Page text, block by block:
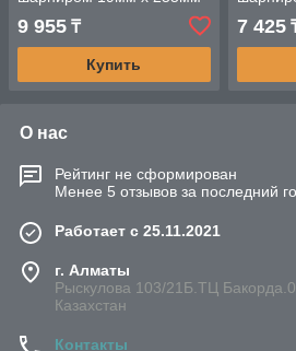
Forsage
9 955 ₸
Купить
Forsage
7 425
О нас
Рейтинг не сформирован
Менее 5 отзывов за последний
Работает с 25.11.2021
г. Алматы
Рыскулова 103/21Б.ТЦ
Казахстан
Контакты